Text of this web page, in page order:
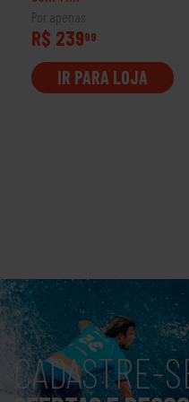
Por apenas
R$ 23999
IR PARA LOJA
CADASTRE-